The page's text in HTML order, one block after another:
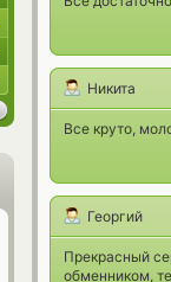
Никита
Все круто,
Георгий
Прекрасный
обменником,